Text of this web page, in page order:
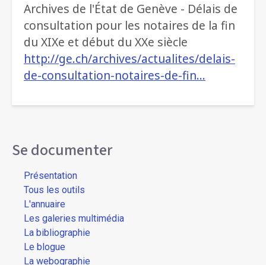
Archives de l'État de Genève - Délais de
consultation pour les notaires de la fin
du XIXe et début du XXe siècle
http://ge.ch/archives/actualites/delais-
de-consultation-notaires-de-fin…
Se documenter
Présentation
Tous les outils
L'annuaire
Les galeries multimédia
La bibliographie
Le blogue
La webographie